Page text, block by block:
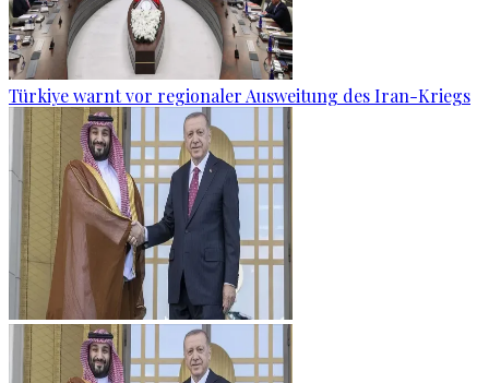
Türkiye warnt vor regionaler Ausweitung des Iran-Kriegs